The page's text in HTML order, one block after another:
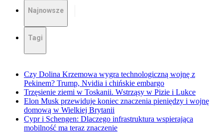
Najnowsze
Tagi
Czy Dolina Krzemowa wygra technologiczną wojnę z
Pekinem? Trump, Nvidia i chińskie embargo
Trzęsienie ziemi w Toskanii. Wstrząsy w Pizie i Lukce
Elon Musk przewiduje koniec znaczenia pieniędzy i wojnę
domową w Wielkiej Brytanii
Cypr i Schengen: Dlaczego infrastruktura wspierająca
mobilność ma teraz znaczenie